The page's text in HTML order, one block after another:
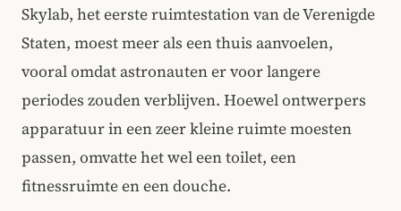
Skylab, het eerste ruimtestation van de Verenigde
Staten, moest meer als een thuis aanvoelen,
vooral omdat astronauten er voor langere
periodes zouden verblijven. Hoewel ontwerpers
apparatuur in een zeer kleine ruimte moesten
passen, omvatte het wel een toilet, een
fitnessruimte en een douche.